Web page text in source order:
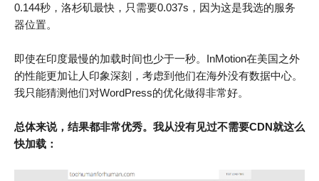
0.144秒，洛杉矶最快，只需要0.037s，因为这是我选的服务
器位置。
即使在印度最慢的加载时间也少于一秒。InMotion在美国之外
的性能更加让人印象深刻，考虑到他们在海外没有数据中心。
我只能猜测他们对WordPress的优化做得非常好。
总体来说，结果都非常优秀。我从没有见过不需要CDN就这么
快加载：